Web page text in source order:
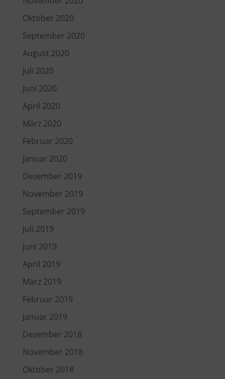
Oktober 2020
September 2020
August 2020
Juli 2020
Juni 2020
April 2020
März 2020
Februar 2020
Januar 2020
Dezember 2019
November 2019
September 2019
Juli 2019
Juni 2019
April 2019
März 2019
Februar 2019
Januar 2019
Dezember 2018
November 2018
Oktober 2018